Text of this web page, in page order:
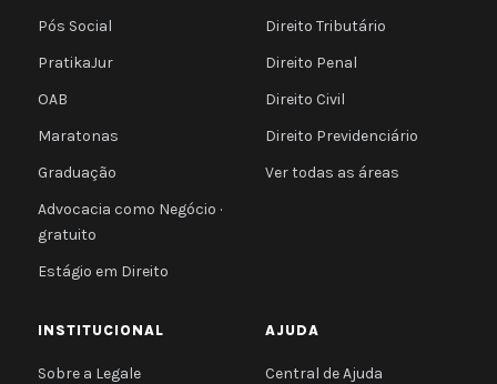
Pós Social
PratikaJur
OAB
Maratonas
Graduação
Advocacia como Negócio ·
gratuito
Estágio em Direito
Direito Tributário
Direito Penal
Direito Civil
Direito Previdenciário
Ver todas as áreas
INSTITUCIONAL
Sobre a Legale
AJUDA
Central de Ajuda